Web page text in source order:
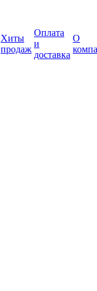
Хиты
продаж
Оплата
и
доставка
О